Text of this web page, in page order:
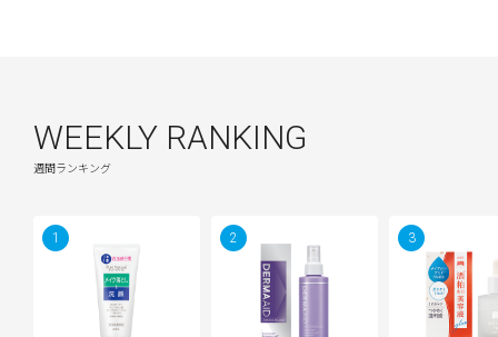
WEEKLY RANKING
週間ランキング